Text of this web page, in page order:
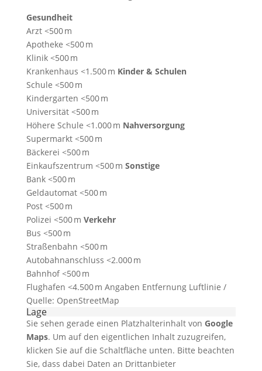
Gesundheit
Arzt <500 m
Apotheke <500 m
Klinik <500 m
Krankenhaus <1.500 m Kinder & Schulen
Schule <500 m
Kindergarten <500 m
Universität <500 m
Höhere Schule <1.000 m Nahversorgung
Supermarkt <500 m
Bäckerei <500 m
Einkaufszentrum <500 m Sonstige
Bank <500 m
Geldautomat <500 m
Post <500 m
Polizei <500 m Verkehr
Bus <500 m
Straßenbahn <500 m
Autobahnanschluss <2.000 m
Bahnhof <500 m
Flughafen <4.500 m Angaben Entfernung Luftlinie /
Quelle: OpenStreetMap
Lage
Sie sehen gerade einen Platzhalterinhalt von Google
Maps. Um auf den eigentlichen Inhalt zuzugreifen,
klicken Sie auf die Schaltfläche unten. Bitte beachten
Sie, dass dabei Daten an Drittanbieter